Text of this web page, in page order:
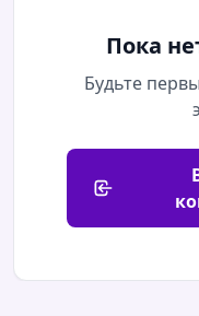
Пока
Будьте